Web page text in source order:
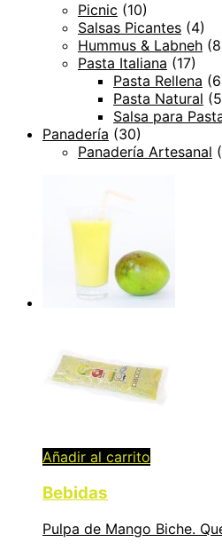
Picnic (10)
Salsas Picantes (4)
Hummus & Labneh
Pasta Italiana (17)
Pasta Rellena
Pasta Natural
Salsa para
Panadería (30)
Panadería Artesanal
Añadir al carrito
Bebidas
Pulpa de Mango Biche.